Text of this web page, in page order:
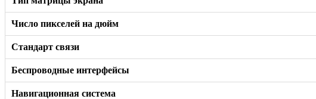
Число пикселей на дюйм
Стандарт связи
Беспроводные интерфейсы
Навигационная система